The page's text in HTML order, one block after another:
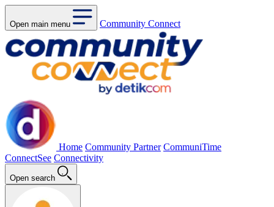
Open main menu Community Connect
Home Community Partner CommuniTime
ConnectSee Connectivity
Open search